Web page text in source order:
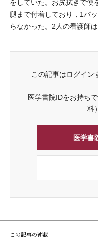
をしていた。お尻拭きで便
腿まで付着しており，1パ
らなかった。2人の看護師は
この記事はログイン
医学書院IDをお持ち
料
医学書
この記事の連載